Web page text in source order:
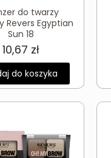
do twarzy
Revers Egyptian
Sun 18
10,67 zł
do koszyka